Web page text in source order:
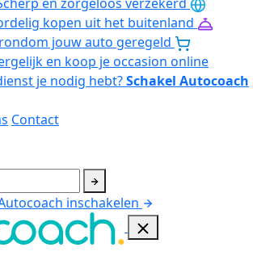
kopen uit het buitenland
jouw auto geregeld
en koop je occasion online
je nodig hebt?Schakel Autocoach
Contact
inschakelen